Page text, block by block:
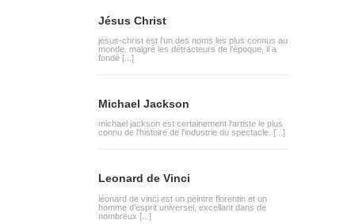
Jésus Christ
jésus-christ est l'un des noms les plus connus au
monde. malgré les détracteurs de l'époque, il a
fondé [...]
Michael Jackson
michael jackson est certainement l'artiste le plus
connu de l'histoire de l'industrie du spectacle. [...]
Leonard de Vinci
léonard de vinci est un peintre florentin et un
homme d'esprit universel, excellant dans de
nombreux [...]